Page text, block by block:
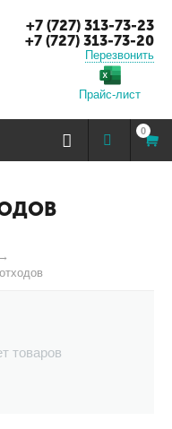
+7 (727) 313-73-23
+7 (727) 313-73-20
Перезвонить
Прайс-лист
0
товаров